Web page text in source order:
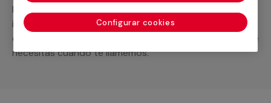
Podemos ofrecer cualquier servicio a medida
incluyendo todo lo que necesites: materiales,
equipamientos, electrodomésticos, etc. Cuéntanos que
necesitas cuando te llamemos.
Configurar cookies